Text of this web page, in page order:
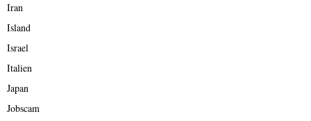
Iran
Island
Israel
Italien
Japan
Jobscam